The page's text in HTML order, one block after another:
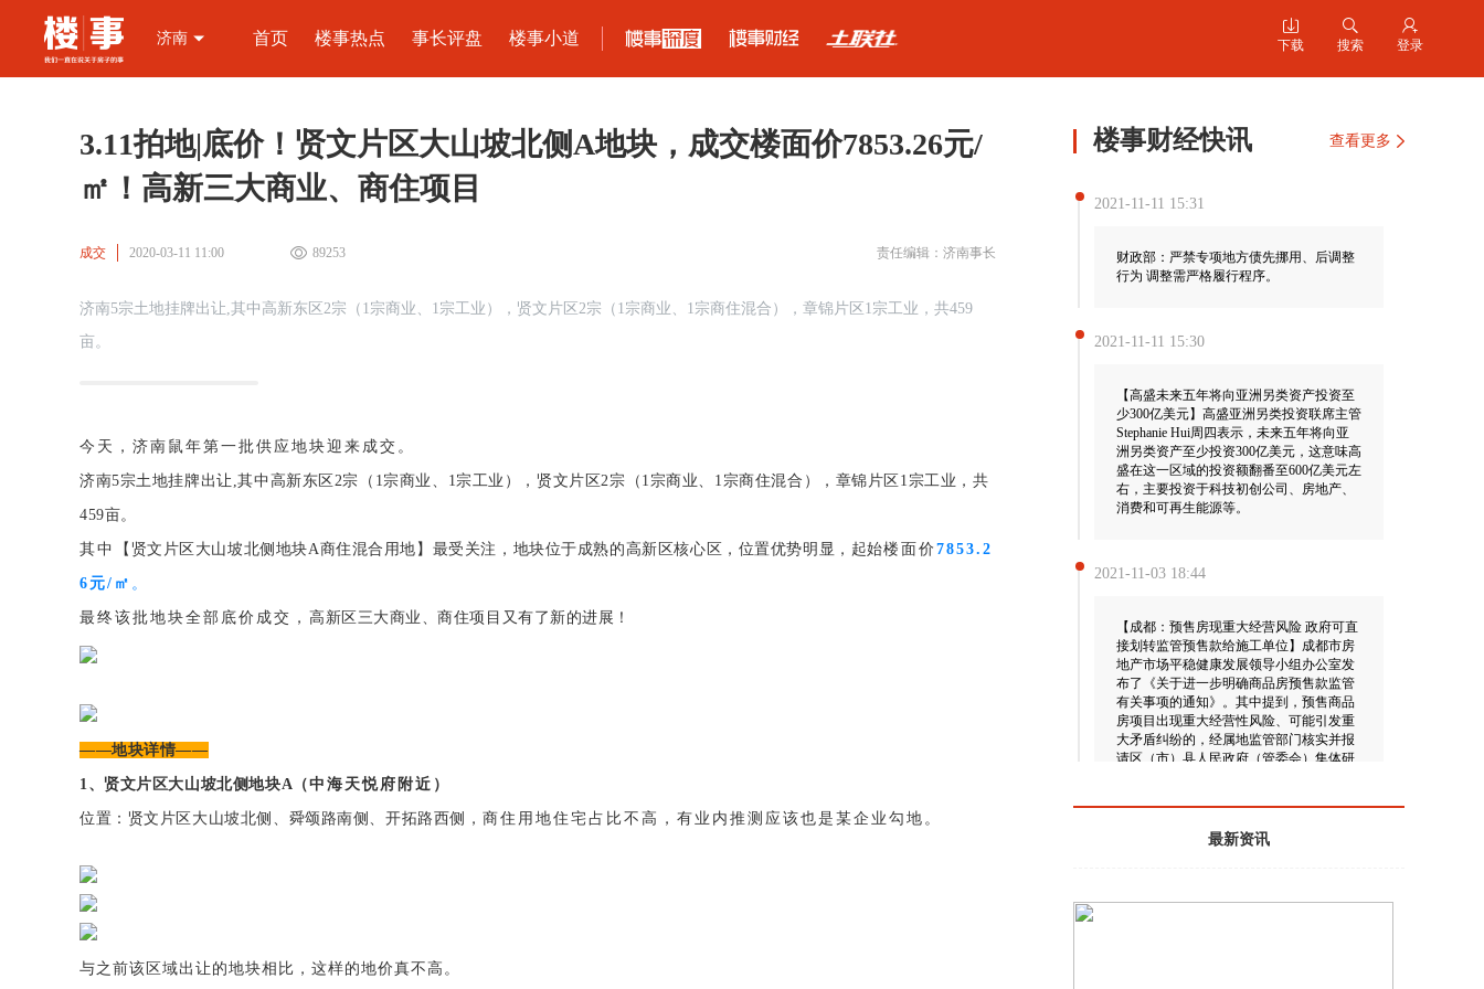
济南 首页 楼事热点 事长评盘 楼事小道

下载

搜索

登录
3.11拍地|底价！贤文片区大山坡北侧A地块，成交楼面价7853.26元/
㎡！高新三大商业、商住项目
成交 2020-03-11 11:00 89253 责任编辑：济南事长
济南5宗土地挂牌出让,其中高新东区2宗（1宗商业、1宗工业），贤文片区2宗（1宗商业、1宗商住混合），章锦片区1宗工业，共459
亩。
今天，济南鼠年第一批供应地块迎来成交。
济南5宗土地挂牌出让,其中高新东区2宗（1宗商业、1宗工业），贤文片区2宗（1宗商业、1宗商住混合），章锦片区1宗工业，共
459亩。
其中 【贤文片区大山坡北侧地块A商住混合用地】最受关注，地块位于成熟的高新区核心区，位置优势明显，起始楼面价 7853.2
6元/㎡ 。
最终该批地块全部底价成交， 高新区三大商业、商住项目又有了新的进展！
——地块详情——
1、贤文片区大山坡北侧地块A（中海天悦府附近 ）
位置：贤文片区大山坡北侧、舜颂路南侧、开拓路西侧， 商住用地住宅占比不高，有业内推测应该也是某企业勾地。
与之前该区域出让的地块相比，这样的地价真不高。
楼事财经快讯 查看更多
2021-11-11 15:31
财政部：严禁专项地方债先挪用、后调整
行为 调整需严格履行程序。
2021-11-11 15:30
【高盛未来五年将向亚洲另类资产投资至
少300亿美元】高盛亚洲另类投资联席主管
Stephanie Hui周四表示，未来五年将向亚
洲另类资产至少投资300亿美元，这意味高
盛在这一区域的投资额翻番至600亿美元左
右，主要投资于科技初创公司、房地产、
消费和可再生能源等。
2021-11-03 18:44
【成都：预售房现重大经营风险 政府可直
接划转监管预售款给施工单位】成都市房
地产市场平稳健康发展领导小组办公室发
布了《关于进一步明确商品房预售款监管
有关事项的通知》。其中提到，预售商品
房项目出现重大经营性风险、可能引发重
大矛盾纠纷的，经属地监管部门核实并报
请区（市）县人民政府（管委会）集体研
根据风险防控需要，指定单位另设监管专
最新资讯